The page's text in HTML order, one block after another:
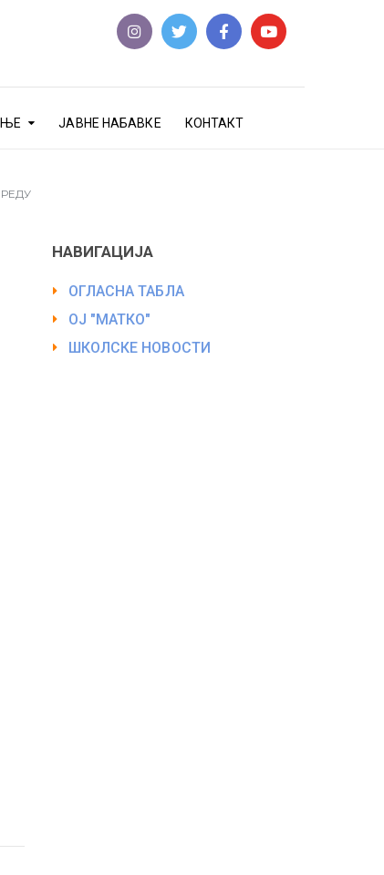
ЈАВНЕ НАБАВКЕ КОНТАКТ
НАВИГАЦИЈА
ОГЛАСНА ТАБЛА
ОЈ "МАТКО"
ШКОЛСКЕ НОВОСТИ